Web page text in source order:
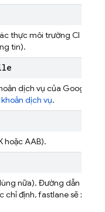
thực môi trường CI bằng
tin).
dịch vụ của Google.
dịch vụ.
hoặc AAB).
nữa). Đường dẫn tuyệt
chỉ định, fastlane sẽ xác